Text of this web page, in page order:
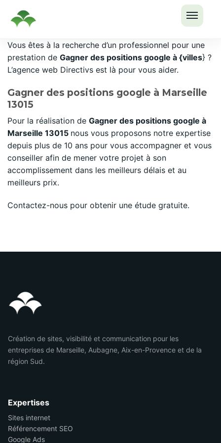
LE
Passer
au
contenu
Vous êtes à la recherche d’un professionnel pour une
prestation de Gagner des positions google à {villes} ?
L’agence web Directivs est là pour vous aider.
Gagner des positions google à Marseille
13015
Pour la réalisation de Gagner des positions google à
Marseille 13015 nous vous proposons notre expertise
depuis plus de 10 ans pour vous accompagner et vous
conseiller afin de mener votre projet à son
accomplissement dans les meilleurs délais et au
meilleurs prix.
Contactez-nous pour obtenir une étude gratuite.
Création de sites, visibilité et communication pour les
entreprises de Marseille, Aubagne, Aix-en-Provence et de la
région Sud.
Expertises
Sites internet
Référencement SEO
Google Ads